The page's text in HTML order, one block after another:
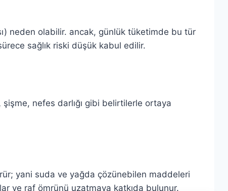
neden olabilir. ancak, günlük tüketimde bu tür
sağlık riski düşük kabul edilir.
nefes darlığı gibi belirtilerle ortaya
yani suda ve yağda çözünebilen maddeleri
ve raf ömrünü uzatmaya katkıda bulunur.